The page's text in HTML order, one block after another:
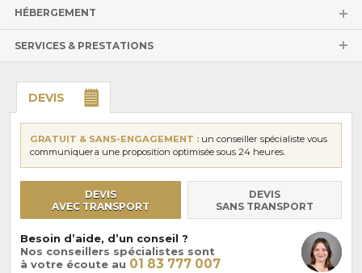
HÉBERGEMENT
SERVICES & PRESTATIONS
DEVIS
GRATUIT & SANS-ENGAGEMENT : un conseiller spécialiste vous
communiquera une proposition optimisée sous 24 heures.
DEVIS
AVEC TRANSPORT
DEVIS
SANS TRANSPORT
Besoin d’aide, d’un conseil ?
Nos conseillers spécialistes sont
à votre écoute au 01 83 777 007